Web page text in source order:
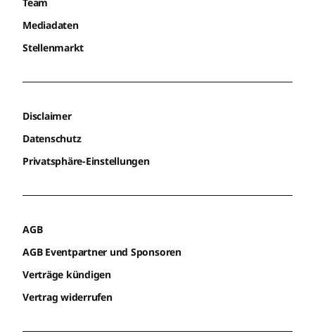
Mediadaten
Stellenmarkt
Disclaimer
Datenschutz
Privatsphäre-Einstellungen
AGB
AGB Eventpartner und Sponsoren
Verträge kündigen
Vertrag widerrufen